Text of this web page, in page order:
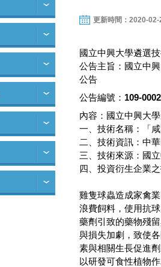
更新時間：2020-
國立中興大學遴選
公告主旨：國立中
公告
公告編號： 109-0002
內容：國立中興大
一、技術名稱：「
二、技術資訊：中
三、技術來源：國
四、投資衍生企業
雞隻球蟲造成家禽
浪費飼料，使用抗
藥劑引致的藥物殘
與損失加劇，致使
素與相關生長促進
以研發可食性植物